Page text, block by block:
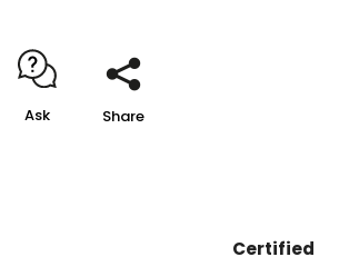
Ask Share
Certified